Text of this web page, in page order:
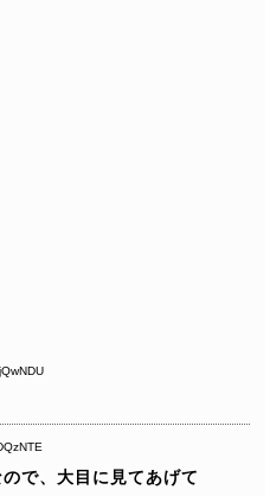
で、大目に見てあげて